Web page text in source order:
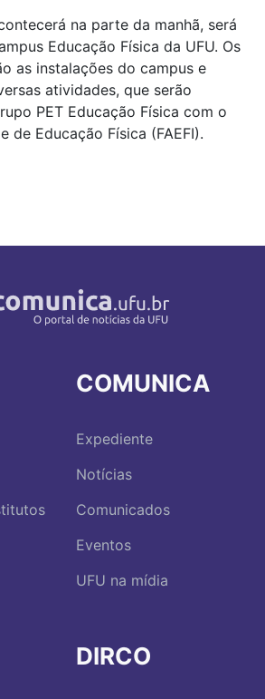
na parte da manhã, será
Educação Física da UFU. Os
as instalações do campus e
atividades, que serão
PET Educação Física com o
de Educação Física (FAEFI).
COMUNICA
Expediente
Notícias
Comunicados
Eventos
UFU na mídia
DIRCO